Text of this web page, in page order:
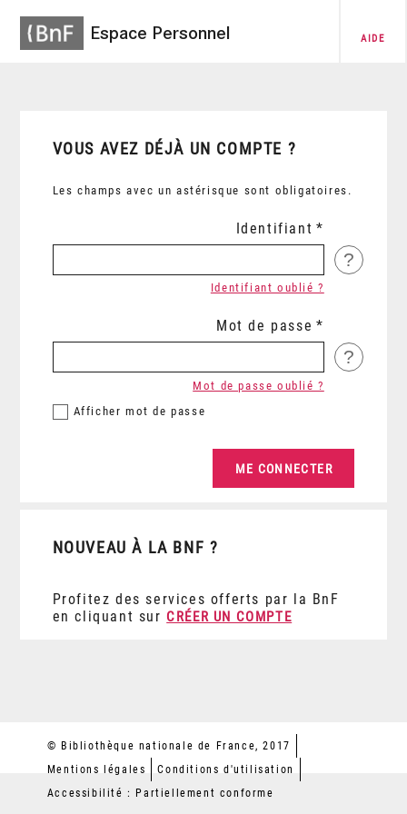
Espace Personnel AIDE
VOUS AVEZ DÉJÀ UN COMPTE ?
Les champs avec un astérisque sont obligatoires.
Identifiant
?
Identifiant oublié ?
Mot de passe
?
Afficher mot de passe
Mot de passe oublié ?
NOUVEAU À LA BNF ?
Profitez des services offerts par la BnF
en cliquant sur CRÉER UN COMPTE
© Bibliothèque nationale de France, 2017
Mentions légales
Conditions d'utilisation
Accessibilité : Partiellement conforme